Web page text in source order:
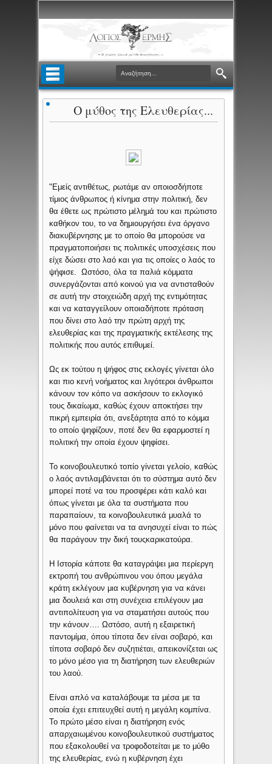
Ο μύθος της Ελευθερίας...
"Εμείς αντιθέτως, ρωτάμε αν οποιοσδήποτε
τίμιος άνθρωπος ή κίνημα στην πολιτική, δεν
θα έθετε ως πρώτιστο μέλημά του και πρώτιστο
καθήκον του, το να δημιουργήσει ένα όργανο
διακυβέρνησης με το οποίο θα μπορούσε να
πραγματοποιήσει τις πολιτικές υποσχέσεις που
είχε δώσει στο λαό και για τις οποίες ο λαός το
ψήφισε. Ωστόσο, όλα τα παλιά κόμματα
συνεργάζονται από κοινού για να αντισταθούν
σε αυτή την στοιχειώδη αρχή της εντιμότητας
και να καταγγείλουν οποιαδήποτε πρόταση
που δίνει στο λαό την πρώτη αρχή της
ελευθερίας και της πραγματικής εκτέλεσης της
πολιτικής που αυτός επιθυμεί.
Ως εκ τούτου η ψήφος στις εκλογές γίνεται όλο
και πιο κενή νοήματος και λιγότεροι άνθρωποι
κάνουν τον κόπο να ασκήσουν το εκλογικό
τους δικαίωμα, καθώς έχουν αποκτήσει την
πικρή εμπειρία ότι, ανεξάρτητα από το κόμμα
το οποίο ψηφίζουν, ποτέ δεν θα εφαρμοστεί η
πολιτική την οποία έχουν ψηφίσει.
Το κοινοβουλευτικό τοπίο γίνεται γελοίο, καθώς
ο λαός αντιλαμβάνεται ότι το σύστημα αυτό δεν
μπορεί ποτέ να του προσφέρει κάτι καλό και
όπως γίνεται με όλα τα συστήματα που
παραπαίουν, τα κοινοβουλευτικά μυαλά το
μόνο που φαίνεται να τα ανησυχεί είναι το πώς
θα παράγουν την δική τουςκαρικατούρα.
Η Ιστορία κάποτε θα καταγράψει μια περίεργη
εκτροπή του ανθρώπινου νου όπου μεγάλα
κράτη εκλέγουν μια κυβέρνηση για να κάνει
μια δουλειά και στη συνέχεια επιλέγουν μια
αντιπολίτευση για να σταματήσει αυτούς που
την κάνουν…. Ωστόσο, αυτή η εξαιρετική
παντομίμα, όπου τίποτα δεν είναι σοβαρό, και
τίποτα σοβαρό δεν συζητιέται, απεικονίζεται ως
το μόνο μέσο για τη διατήρηση των ελευθεριών
του λαού.
Είναι απλό να καταλάβουμε τα μέσα με τα
οποία έχει επιτευχθεί αυτή η μεγάλη κομπίνα.
Το πρώτο μέσο είναι η διατήρηση ενός
απαρχαιωμένου κοινοβουλευτικού συστήματος
που εξακολουθεί να τροφοδοτείται με το μύθο
της ελευθερίας, ενώ η κυβέρνηση έχει